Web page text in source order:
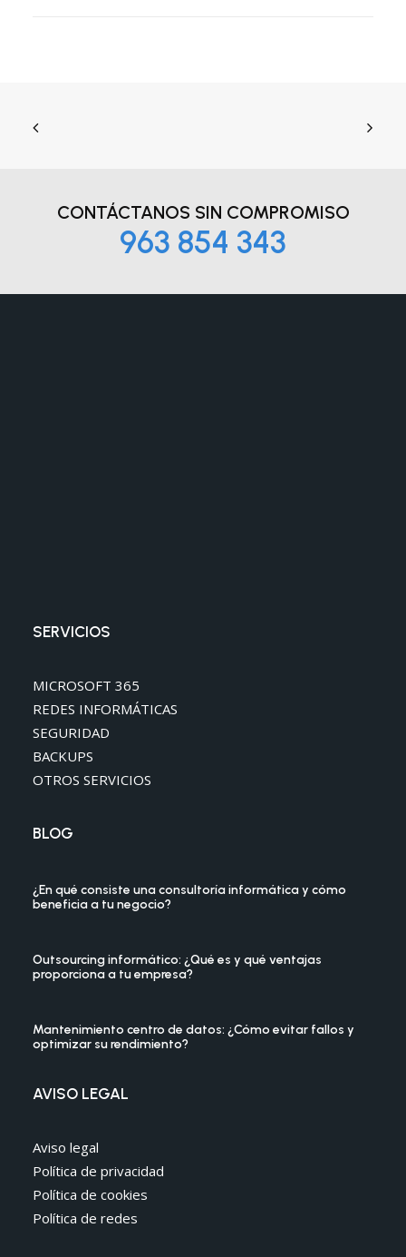
CONTÁCTANOS SIN COMPROMISO
963 854 343
SERVICIOS
MICROSOFT 365
REDES INFORMÁTICAS
SEGURIDAD
BACKUPS
OTROS SERVICIOS
BLOG
¿En qué consiste una consultoría informática y cómo
beneficia a tu negocio?
Outsourcing informático: ¿Qué es y qué ventajas
proporciona a tu empresa?
Mantenimiento centro de datos: ¿Cómo evitar fallos y
optimizar su rendimiento?
AVISO LEGAL
Aviso legal
Política de privacidad
Política de cookies
Política de redes